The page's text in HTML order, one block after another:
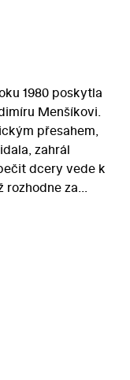
1980 poskytla
Menšíkovi.
přesahem,
zahrál
dcery vede k
rozhodne za
i jejich
hlavy rodiny,